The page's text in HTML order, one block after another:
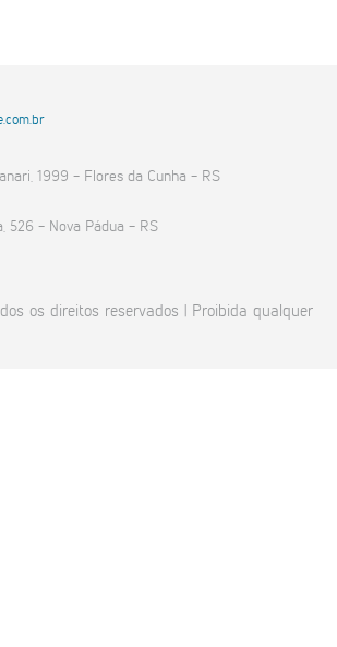
1999 - Flores da Cunha - RS
526 - Nova Pádua - RS
os direitos reservados | Proibida qualquer